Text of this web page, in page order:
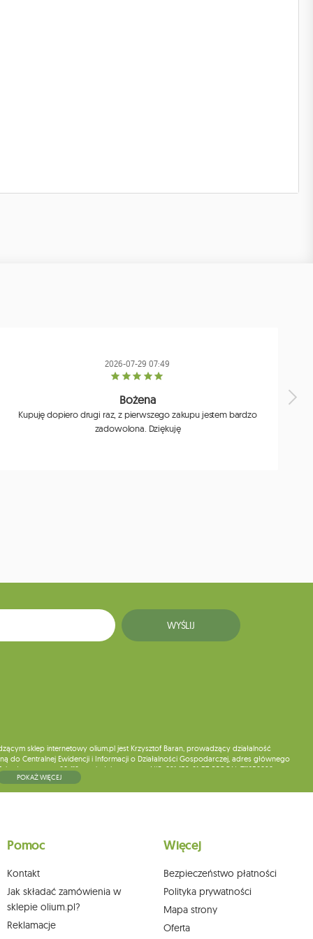
2026-07-29 07:49
Bożena
Kupuję dopiero drugi raz, z pierwszego zakupu jestem bardzo
zadowolona. Dziękuję
WYŚLIJ
sklep internetowy olium.pl jest Krzysztof Baran, prowadzący działalność
do Centralnej Ewidencji i Informacji o Działalności Gospodarczej, adres głównego
pocztowy: 08-110, posiadający numer NIP: 821-152-01-37, REGON: 711650928 .
do chwili rezygnacji z subskrypcji.
na adres siedziby.
POKAŻ WIĘCEJ
Pomoc
Kontakt
Jak składać zamówienia w
sklepie olium.pl?
Reklamacje
Więcej
Bezpieczeństwo płatności
Polityka prywatności
Mapa strony
Oferta